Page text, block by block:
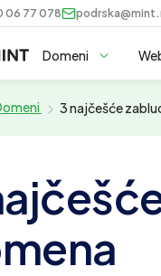
06 77 078
Domeni
3 najčešće